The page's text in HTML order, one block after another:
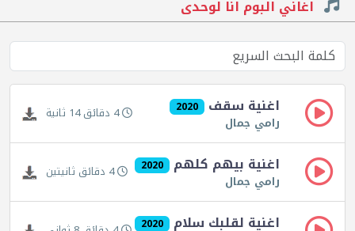
اغاني البوم انا لوحدى
اغنية سقف 2020
رامي جمال 4 دقائق 14 ثانية
اغنية بيهم كلهم 2020
رامي جمال 4 دقائق ثانيتين
اغنية لقلبك سلام 2020